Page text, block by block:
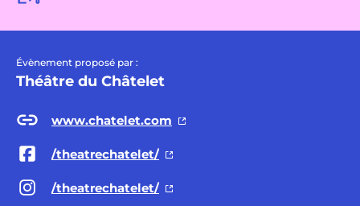
Évènement proposé par :
Théâtre du Châtelet
www.chatelet.com
/theatrechatelet/
/theatrechatelet/